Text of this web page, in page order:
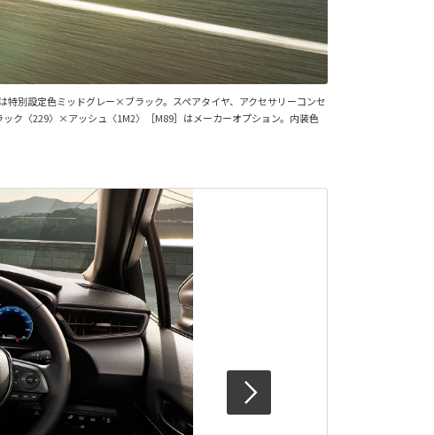
特別設定色ミッドグレー×ブラック。スペアタイヤ、アクセサリーコンセ
ク〈229〉×アッシュ〈1M2〉［M89］はメーカーオプション。内装色